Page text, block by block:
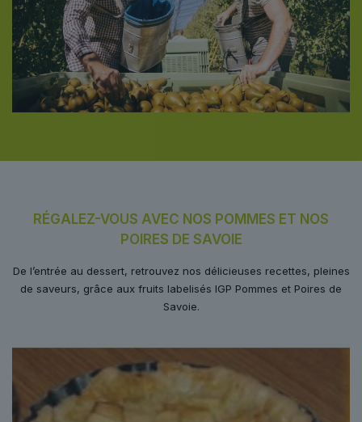
RÉGALEZ-VOUS AVEC NOS POMMES ET NOS
POIRES DE SAVOIE
De l’entrée au dessert, retrouvez nos délicieuses recettes, pleines
de saveurs, grâce aux fruits labelisés IGP Pommes et Poires de
Savoie.